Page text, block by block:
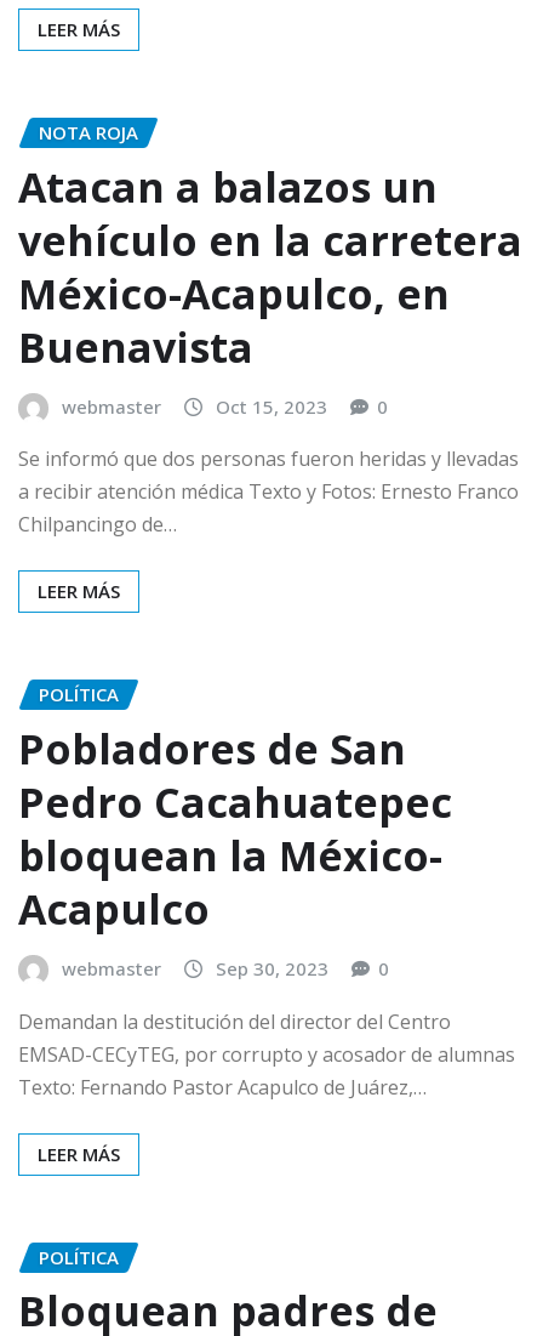
LEER MÁS
NOTA ROJA
Atacan a balazos un
vehículo en la carretera
México-Acapulco, en
Buenavista
webmaster Oct 15, 2023 0
Se informó que dos personas fueron heridas y llevadas
a recibir atención médica Texto y Fotos: Ernesto Franco
Chilpancingo de…
LEER MÁS
POLÍTICA
Pobladores de San
Pedro Cacahuatepec
bloquean la México-
Acapulco
webmaster Sep 30, 2023 0
Demandan la destitución del director del Centro
EMSAD-CECyTEG, por corrupto y acosador de alumnas
Texto: Fernando Pastor Acapulco de Juárez,…
LEER MÁS
POLÍTICA
Bloquean padres de